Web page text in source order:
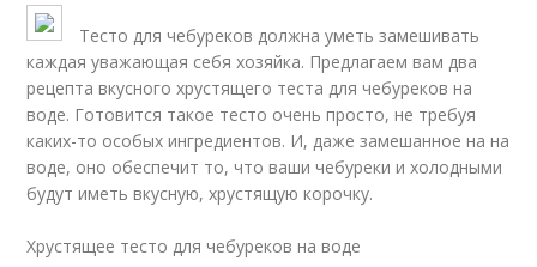
Тесто для чебуреков должна уметь замешивать
каждая уважающая себя хозяйка. Предлагаем вам два
рецепта вкусного хрустящего теста для чебуреков на
воде. Готовится такое тесто очень просто, не требуя
каких-то особых ингредиентов. И, даже замешанное на на
воде, оно обеспечит то, что ваши чебуреки и холодными
будут иметь вкусную, хрустящую корочку.
Хрустящее тесто для чебуреков на воде